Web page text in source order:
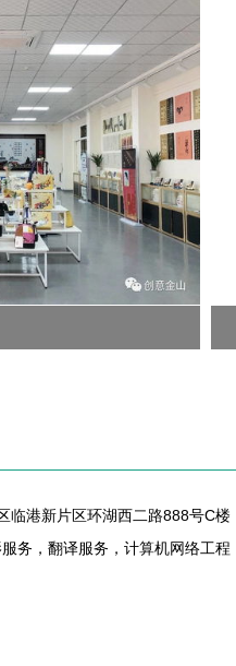
港新片区环湖西二路888号C
，翻译服务，计算机网络工